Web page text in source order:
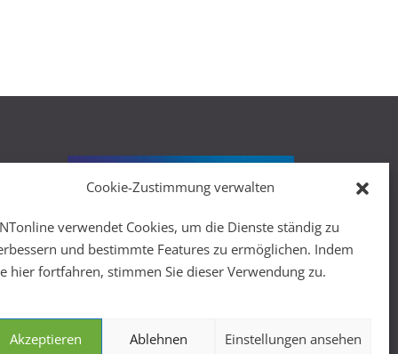
Cookie-Zustimmung verwalten
verwendet Cookies, um die Dienste ständig zu
und bestimmte Features zu ermöglichen. Indem
hier fortfahren, stimmen Sie dieser Verwendung zu.
Akzeptieren Ablehnen Einstellungen ansehen